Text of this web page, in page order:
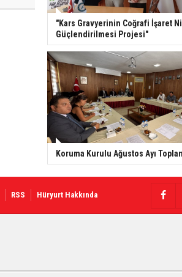
"Kars Gravyerinin Coğrafi İşaret
Güçlendirilmesi Projesi"
Koruma Kurulu Ağustos Ayı
RSS Hüryurt Hakkında